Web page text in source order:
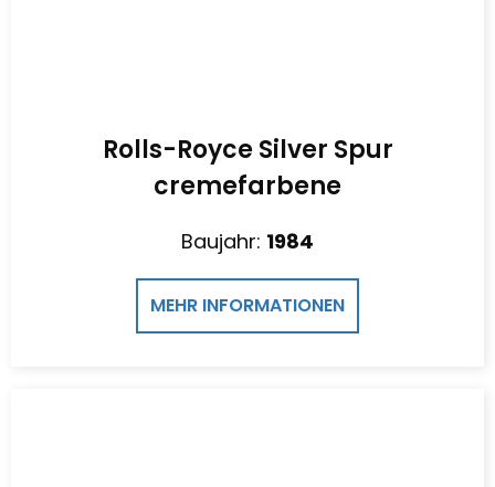
Rolls-Royce Silver Spur
cremefarbene
Baujahr: 1984
MEHR INFORMATIONEN